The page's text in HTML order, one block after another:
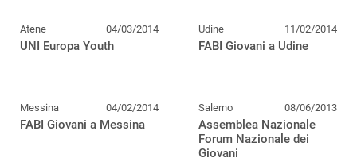
Atene 04/03/2014
UNI Europa Youth
Udine 11/02/2014
FABI Giovani a Udine
Messina 04/02/2014
FABI Giovani a Messina
Salerno 08/06/2013
Assemblea Nazionale
Forum Nazionale dei
Giovani